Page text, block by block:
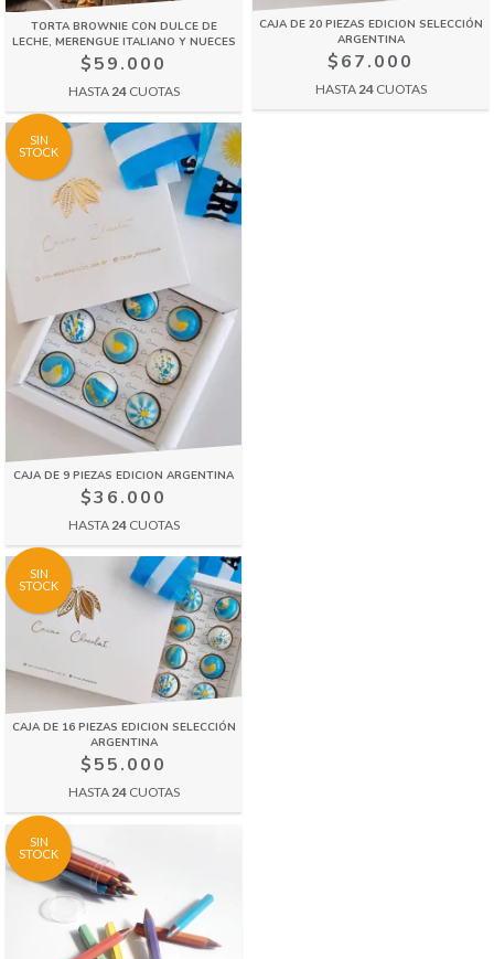
TORTA BROWNIE CON DULCE DE
LECHE, MERENGUE ITALIANO Y NUECES
$59.000
HASTA 24CUOTAS
SIN
STOCK
CAJA DE 9 PIEZAS EDICION ARGENTINA
$36.000
HASTA24CUOTAS
SIN
STOCK
CAJA DE 16 PIEZAS EDICION SELECCIÓN
ARGENTINA
$55.000
HASTA 24CUOTAS
CAJA DE 20 PIEZAS EDICION SELECCIÓN
ARGENTINA
$67.000
HASTA 24CUOTAS
SIN
STOCK